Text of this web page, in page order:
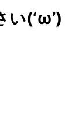
い(‘ω’)